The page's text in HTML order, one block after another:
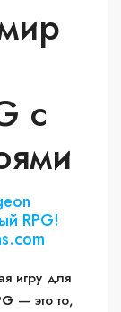
с
RPG!
игру для
— это то,